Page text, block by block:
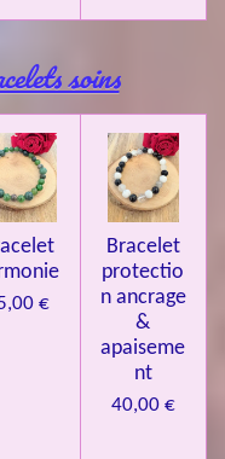
soins
€
Bracelet
protectio
n ancrage
&
apaiseme
nt
40,00 €